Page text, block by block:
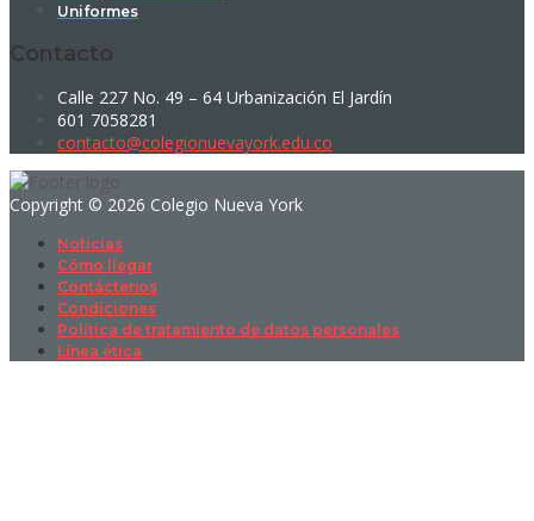
Uniformes
Contacto
Calle 227 No. 49 – 64 Urbanización El Jardín
601 7058281
contacto@colegionuevayork.edu.co
Copyright © 2026 Colegio Nueva York
Noticias
Cómo llegar
Contáctenos
Condiciones
Política de tratamiento de datos personales
Línea ética